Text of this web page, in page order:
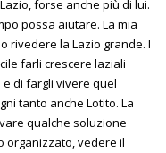
forse anche più di lui.
possa aiutare. La mia
rivedere la Lazio grande. I
farli crescere laziali
di fargli vivere quel
tanto anche Lotito. La
qualche soluzione
organizzato, vedere il